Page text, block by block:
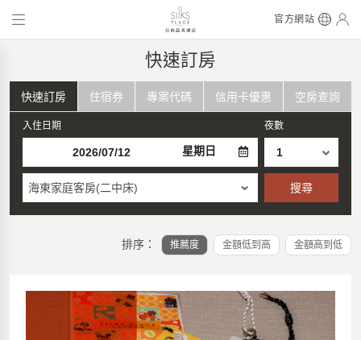
官方網站
快速訂房
快速訂房 住宿券 專案代碼 信用卡優惠 空房查詢
入住日期
星期日
夜數
海東家庭客房(二中床) 搜尋
排序： 推薦度 金額低到高 金額高到低